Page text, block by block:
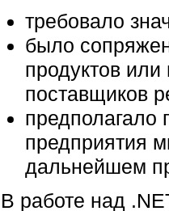
требовало
было
продуктов
поставщиков
предполагало
предприятия
дальнейшем
В работе над